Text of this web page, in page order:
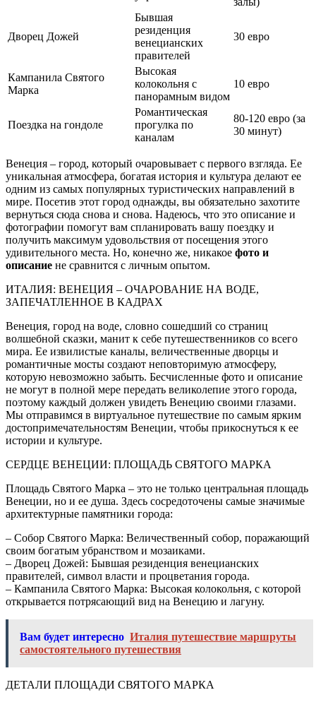
Дворец Дожей
Бывшая
резиденция
венецианских
правителей
30 евро
Кампанила Святого
Марка
Высокая
колокольня с
панорамным видом
10 евро
Поездка на гондоле
Романтическая
прогулка по
каналам
80-120 евро (за
30 минут)
Венеция – город, который очаровывает с первого взгляда. Ее
уникальная атмосфера, богатая история и культура делают ее
одним из самых популярных туристических направлений в
мире. Посетив этот город однажды, вы обязательно захотите
вернуться сюда снова и снова. Надеюсь, что это описание и
фотографии помогут вам спланировать вашу поездку и
получить максимум удовольствия от посещения этого
удивительного места. Но, конечно же, никакое фото и
описание не сравнится с личным опытом.
ИТАЛИЯ: ВЕНЕЦИЯ – ОЧАРОВАНИЕ НА ВОДЕ,
ЗАПЕЧАТЛЕННОЕ В КАДРАХ
Венеция, город на воде, словно сошедший со страниц
волшебной сказки, манит к себе путешественников со всего
мира. Ее извилистые каналы, величественные дворцы и
романтичные мосты создают неповторимую атмосферу,
которую невозможно забыть. Бесчисленные фото и описание
не могут в полной мере передать великолепие этого города,
поэтому каждый должен увидеть Венецию своими глазами.
Мы отправимся в виртуальное путешествие по самым ярким
достопримечательностям Венеции, чтобы прикоснуться к ее
истории и культуре.
СЕРДЦЕ ВЕНЕЦИИ: ПЛОЩАДЬ СВЯТОГО МАРКА
Площадь Святого Марка – это не только центральная площадь
Венеции, но и ее душа. Здесь сосредоточены самые значимые
архитектурные памятники города:
– Собор Святого Марка: Величественный собор, поражающий
своим богатым убранством и мозаиками.
– Дворец Дожей: Бывшая резиденция венецианских
правителей, символ власти и процветания города.
– Кампанила Святого Марка: Высокая колокольня, с которой
открывается потрясающий вид на Венецию и лагуну.
Вам будет интересно Италия путешествие маршруты
самостоятельного путешествия
ДЕТАЛИ ПЛОЩАДИ СВЯТОГО МАРКА